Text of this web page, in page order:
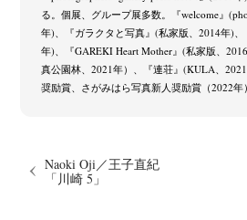
る。個展、グループ展多数。『welcome』
年)、『ガラクタと写真』(私家版、2014年)、
年)、『GAREKI Heart Mother』(私家版、
真公園林、2021年）、『連荘』(KULA、2021
奨励賞、さがみはら写真新人奨励賞（2022年
Naoki Oji／王子直紀
「川崎 5」